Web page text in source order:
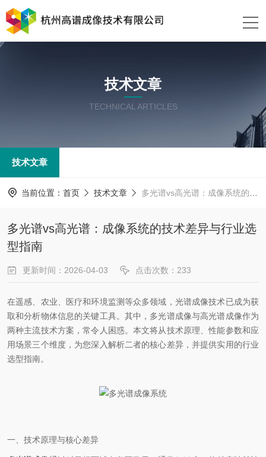
技术文章
TECHNICAL ARTICLES
技术文章
当前位置： 首页 技术文章 多光谱vs高光谱：成像系统的技术差异与行业选型指南
多光谱vs高光谱：成像系统的技术差异与行业选
型指南
更新时间：2026-04-03 点击次数：233
在遥感、农业、医疗和环境监测等众多领域，光谱成像技术已成为获
取和分析物体信息的关键工具。其中，多光谱成像与高光谱成像作为
两种主流技术方案，常令人困惑。本文将从技术原理、性能参数和应
用场景三个维度，为您深入解析二者的核心差异，并提供实用的行业
选型指南。
一、技术原理与核心差异